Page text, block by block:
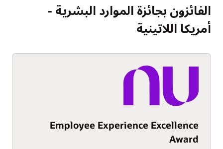
الفائزون بجائزة الموارد البشرية -
أمريكا اللاتينية
Employee Experience Excellence
Award